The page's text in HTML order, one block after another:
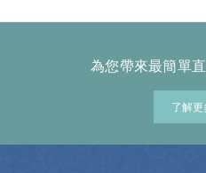
為您帶來最簡單
了解更